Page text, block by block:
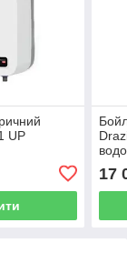
UP
17